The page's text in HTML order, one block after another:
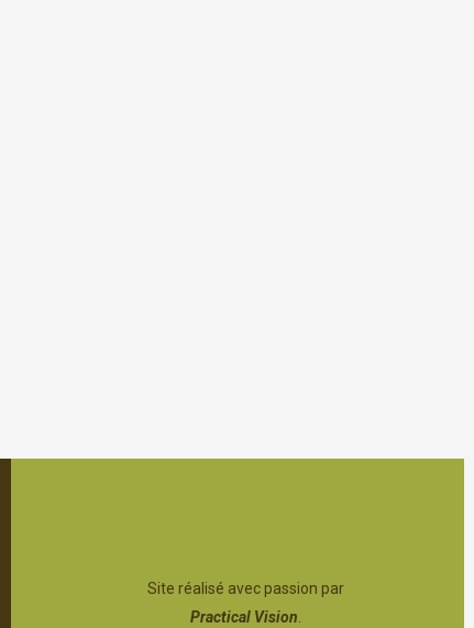
Site réalisé avec passion par
Practical Vision.